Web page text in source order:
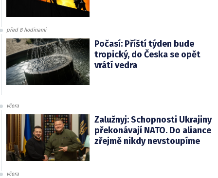
před 8 hodinami
Počasí: Příští týden bude
tropický, do Česka se opět
vrátí vedra
včera
Zalužnyj: Schopnosti Ukrajiny
překonávají NATO. Do aliance
zřejmě nikdy nevstoupíme
včera